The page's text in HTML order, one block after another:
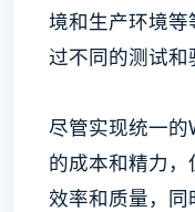
境和生产环境
过不同的测试和
尽管实现统一
的成本和精力
效率和质量，